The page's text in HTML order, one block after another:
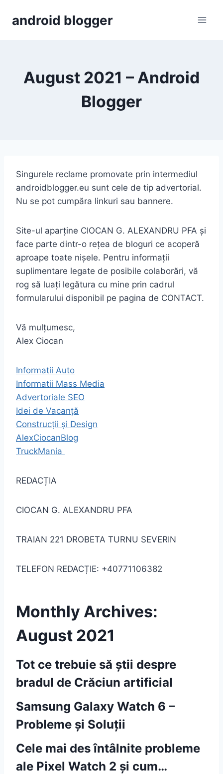
android blogger
August 2021 – Android
Blogger
Singurele reclame promovate prin intermediul
androidblogger.eu sunt cele de tip advertorial.
Nu se pot cumpăra linkuri sau bannere.
Site-ul aparține CIOCAN G. ALEXANDRU PFA și
face parte dintr-o rețea de bloguri ce acoperă
aproape toate nișele. Pentru informații
suplimentare legate de posibile colaborări, vă
rog să luați legătura cu mine prin cadrul
formularului disponibil pe pagina de CONTACT.
Vă mulțumesc,
Alex Ciocan
Informatii Auto
Informatii Mass Media
Advertoriale SEO
Idei de Vacanță
Construcții și Design
AlexCiocanBlog
TruckMania
REDACȚIA
CIOCAN G. ALEXANDRU PFA
TRAIAN 221 DROBETA TURNU SEVERIN
TELEFON REDACȚIE: +40771106382
Monthly Archives:
August 2021
Tot ce trebuie să știi despre
bradul de Crăciun artificial
Samsung Galaxy Watch 6 –
Probleme și Soluții
Cele mai des întâlnite probleme
ale Pixel Watch 2 și cum…